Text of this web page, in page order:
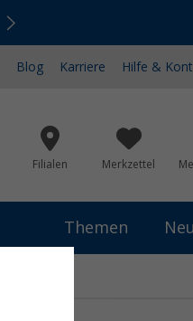
Blog Karriere Hilfe &
Filialen Merkzettel
Themen